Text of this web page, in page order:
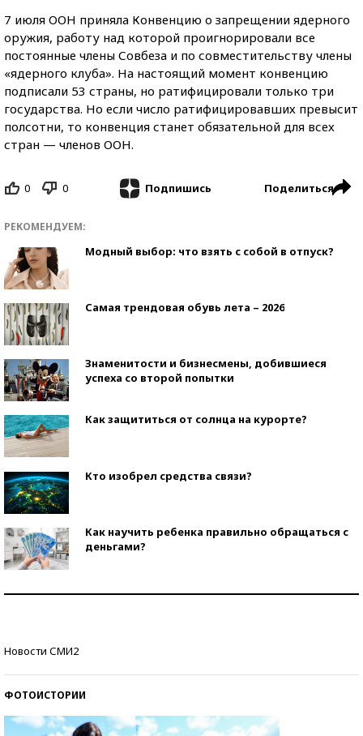
7 июля ООН приняла Конвенцию о запрещении ядерного
оружия, работу над которой проигнорировали все
постоянные члены Совбеза и по совместительству члены
«ядерного клуба». На настоящий момент конвенцию
подписали 53 страны, но ратифицировали только три
государства. Но если число ратифицировавших превысит
полсотни, то конвенция станет обязательной для всех
стран — членов ООН.
0 0 Подпишись Поделиться
РЕКОМЕНДУЕМ:
Модный выбор: что взять с собой в отпуск?
Самая трендовая обувь лета – 2026
Знаменитости и бизнесмены, добившиеся
успеха со второй попытки
Как защититься от солнца на курорте?
Кто изобрел средства связи?
Как научить ребенка правильно обращаться с
деньгами?
Новости СМИ2
ФОТОИСТОРИИ